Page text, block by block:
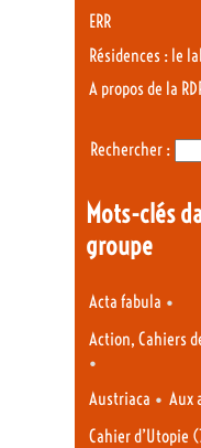
ERR
Résidences : le
A propos de la
Rechercher :
Mots-clés
groupe
Acta fabula •
Action, Cahiers
•
Austriaca • Aux
Cahier d’Utopie